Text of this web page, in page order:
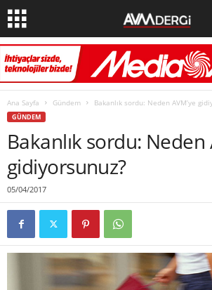
Ana Sayfa Gündem Bakanlık sordu: Neden AVM’ye
GÜNDEM
Bakanlık sordu: Neden
gidiyorsunuz?
05/04/2017